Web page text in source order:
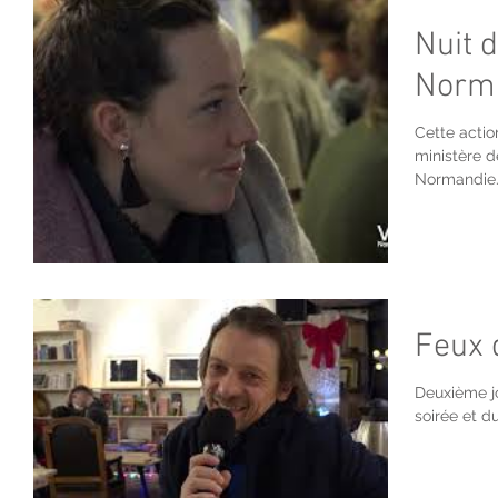
Nuit
Cette
ministère
Feux
Deuxième
soirée et